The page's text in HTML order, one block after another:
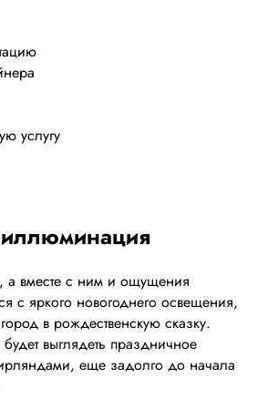
услугу
а вместе с ним и ощущения
с яркого новогоднего освещения,
в рождественскую сказку.
выглядеть праздничное
еще задолго до начала